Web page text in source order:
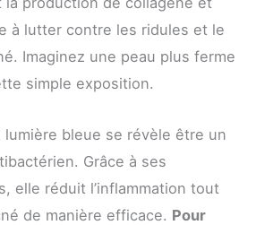
à lutter contre les ridules et le
Imaginez une peau plus ferme
simple exposition.
lumière bleue se révèle être un
Grâce à ses
elle réduit l’inflammation tout
de manière efficace. Pour